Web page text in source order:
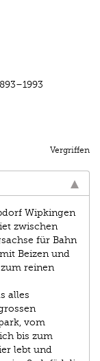
Vergriffen
Wipkingen
zwischen
für Bahn
Beizen und
reinen
alles
vom
bis zum
lebt und